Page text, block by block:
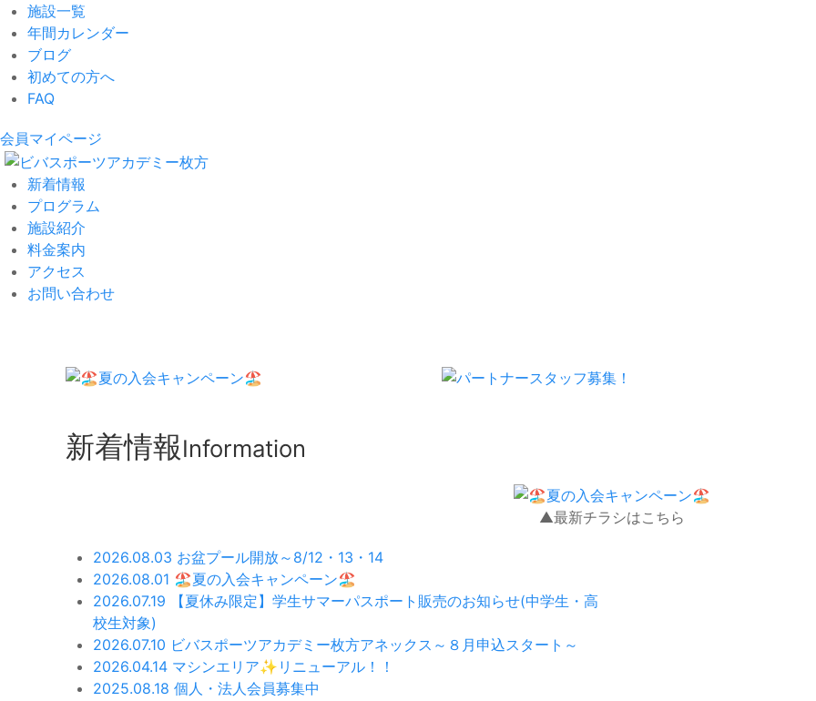
施設一覧
年間カレンダー
ブログ
初めての方へ
FAQ
会員マイページ
新着情報
プログラム
施設紹介
料金案内
アクセス
お問い合わせ
新着情報Information
▲最新チラシはこちら
2026.08.03 お盆プール開放～8/12・13・14
2026.08.01 🏖️夏の入会キャンペーン🏖️
2026.07.19
【夏休み限定】学生サマーパスポート販売のお知らせ(中学生・高
校生対象)
2026.07.10 ビバスポーツアカデミー枚方アネックス～８月申込スタート～
2026.04.14 マシンエリア✨リニューアル！！
2025.08.18 個人・法人会員募集中